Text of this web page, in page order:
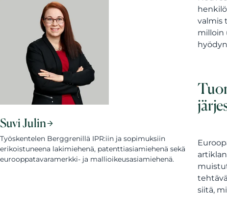
Suvi Julin
Työskentelen Berggrenillä IPR:iin ja sopimuksiin
erikoistuneena lakimiehenä, patenttiasiamiehenä sekä
eurooppatavaramerkki- ja mallioikeusasiamiehenä.
valmis
milloin
siitä,